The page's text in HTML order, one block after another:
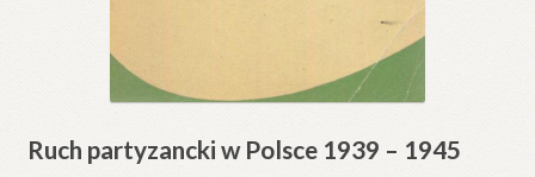
Ruch partyzancki w Polsce 1939 – 1945